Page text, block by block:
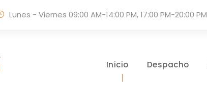
Lunes - Viernes 09:00 AM-14:00 PM, 17:00 PM-20:00 PM
Inicio Despacho